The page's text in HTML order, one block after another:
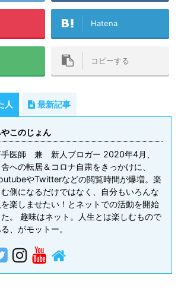
Hatena
コピーする
人 最新記事
このじょん
手医師 兼 新人ブロガー 2020年4月、
への転居＆コロナ自粛をきっかけに、
やTwitterなどの閲覧時間が爆増。楽
む側になるだけではなく、自分もいろんな
を楽しませたい！とネットでの活動を開始
た。 趣味はネット。人生とは楽しむもので
、がモットー。